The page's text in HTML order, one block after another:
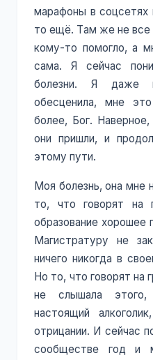
марафоны в
то ещё. Там же не
кому-то помогло, а
сама. Я сейчас
болезни. Я даже
обесценила, мне
более, Бог.
они пришли, и
этому пути.
Моя болезнь, она мне
то, что говорят на
образование хорошее
Магистратуру не
ничего никогда в
Но то, что говорят на
не слышала
настоящий
отрицании. И сейчас
сообществе год и